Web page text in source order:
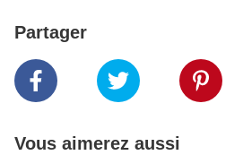
Partager
Vous aimerez aussi